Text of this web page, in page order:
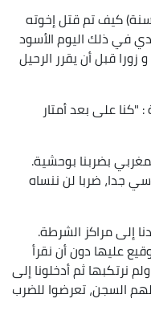
روى شاب سوداني آخر (22 سنة) كيف تم قتل إخوته
في ذلك اليوم الأسود
قبل أن يقرر الرحيل
على بعد أمتار
بضربنا بوحشية.
جدا، ضربا لن ننساه
إلى مراكز الشرطة.
عليها دون أن نقرأ
نرتكبها ثم أدخلونا إلى
السجن، تعرضوا للضرب